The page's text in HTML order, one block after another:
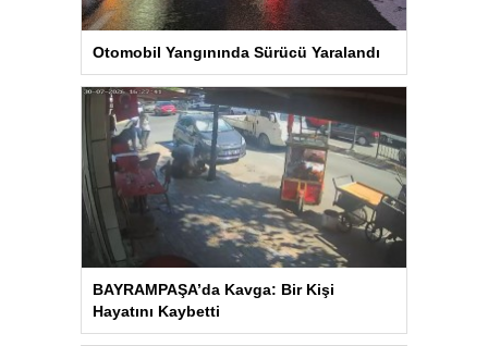
Otomobil Yangınında Sürücü Yaralandı
BAYRAMPAŞA’da Kavga: Bir Kişi
Hayatını Kaybetti